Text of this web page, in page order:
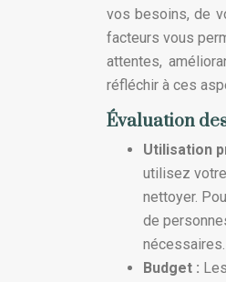
vos besoins, de
facteurs vous
attentes,
réfléchir à ces
Évaluation
Utilisation
utilisez
nettoyer.
de
nécessaires.
Budget :